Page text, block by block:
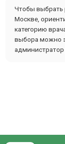
Чтобы выбрать
Москве,
категорию
выбора можно
администратор